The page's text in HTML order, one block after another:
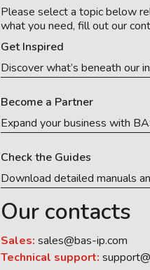
Please select a topic below
what you need, fill out our
Get Inspired
Discover what’s beneath our
Become a Partner
Expand your business with
Check the Guides
Download detailed manuals
Our contacts
Sales: sales@bas-ip.com
Technical support: